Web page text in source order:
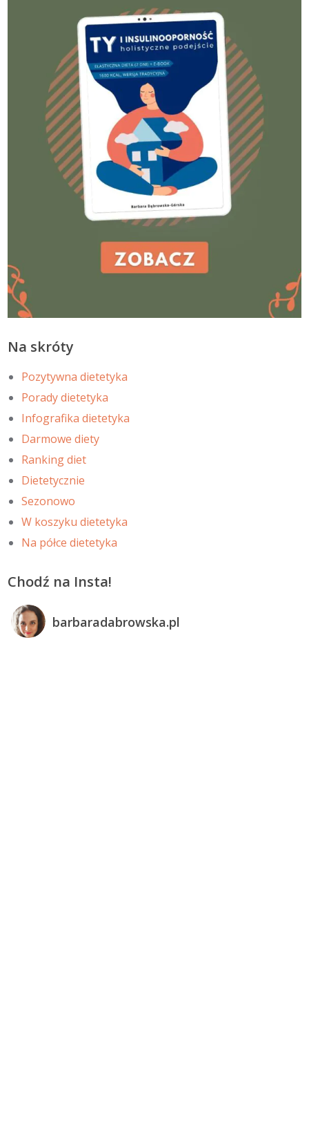
Na skróty
Pozytywna dietetyka
Porady dietetyka
Infografika dietetyka
Darmowe diety
Ranking diet
Dietetycznie
Sezonowo
W koszyku dietetyka
Na półce dietetyka
Chodź na Insta!
barbaradabrowska.pl